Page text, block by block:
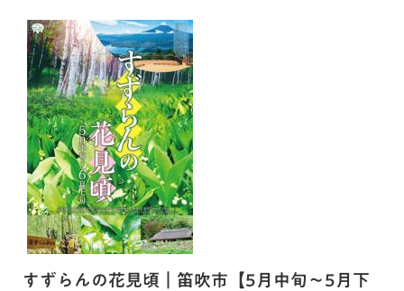
すずらんの花見頃｜笛吹市【5月中旬～5月下